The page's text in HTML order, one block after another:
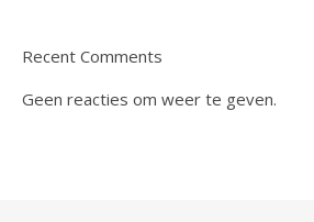
Recent Comments
Geen reacties om weer te geven.